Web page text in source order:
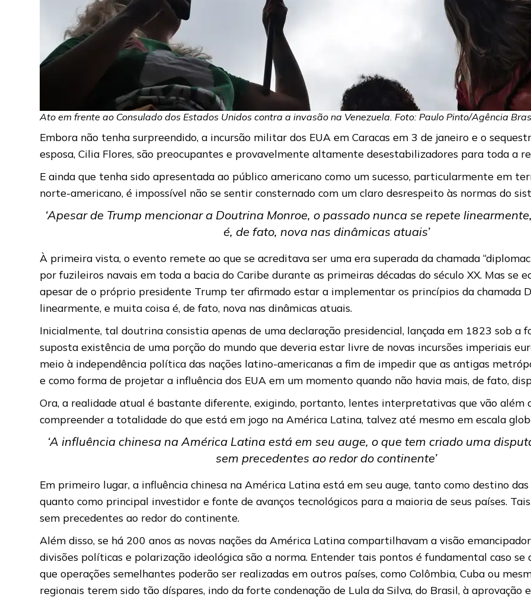
Ato em frente ao Consulado dos Estados Unidos contra a invasão na Venezuela. Foto: Paulo Pinto/Agência
Embora não tenha surpreendido, a incursão militar dos EUA em Caracas em 3 de janeiro e o
esposa, Cilia Flores, são preocupantes e provavelmente altamente desestabilizadores para toda a
E ainda que tenha sido apresentada ao público americano como um sucesso, particularmente em
norte-americano, é impossível não se sentir consternado com um claro desrespeito às normas do
‘Apesar de Trump mencionar a Doutrina Monroe, o passado nunca se repete
é, de fato, nova nas dinâmicas atuais’
À primeira vista, o evento remete ao que se acreditava ser uma era superada da chamada
por fuzileiros navais em toda a bacia do Caribe durante as primeiras décadas do século XX. Mas se
apesar de o próprio presidente Trump ter afirmado estar a implementar os princípios da chamada
linearmente, e muita coisa é, de fato, nova nas dinâmicas atuais.
Inicialmente, tal doutrina consistia apenas de uma declaração presidencial, lançada em 1823 sob a
suposta existência de uma porção do mundo que deveria estar livre de novas incursões imperiais
meio à independência política das nações latino-americanas a fim de impedir que as antigas
e como forma de projetar a influência dos EUA em um momento quando não havia mais, de fato,
Ora, a realidade atual é bastante diferente, exigindo, portanto, lentes interpretativas que vão além
compreender a totalidade do que está em jogo na América Latina, talvez até mesmo em escala
‘A influência chinesa na América Latina está em seu auge, o que tem criado uma
sem precedentes ao redor do continente’
Em primeiro lugar, a influência chinesa na América Latina está em seu auge, tanto como destino
quanto como principal investidor e fonte de avanços tecnológicos para a maioria de seus países.
sem precedentes ao redor do continente.
Além disso, se há 200 anos as novas nações da América Latina compartilhavam a visão
divisões políticas e polarização ideológica são a norma. Entender tais pontos é fundamental caso
que operações semelhantes poderão ser realizadas em outros países, como Colômbia, Cuba ou
regionais terem sido tão díspares, indo da forte condenação de Lula da Silva, do Brasil, à aprovação